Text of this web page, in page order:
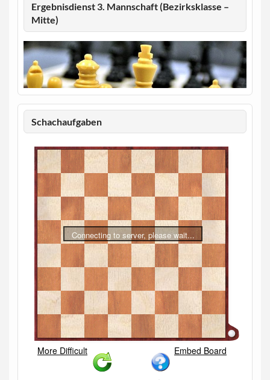
Ergebnisdienst 3. Mannschaft (Bezirksklasse –
Mitte)
Schachaufgaben